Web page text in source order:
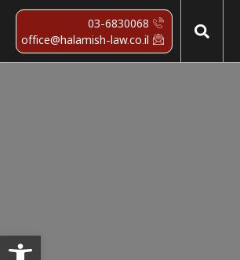
03-6830068
office@halamish-law.co.il
פתח